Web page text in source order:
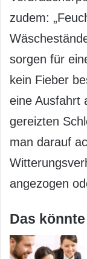
zudem:
sorgen für
kein Fieber
eine Ausfahrt
gereizten
man darauf
angezogen
Das